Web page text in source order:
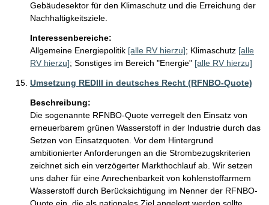
Gebäudesektor für den Klimaschutz und die Erreichung der
Nachhaltigkeitsziele.
Interessenbereiche:
Allgemeine Energiepolitik [alle RV hierzu]; Klimaschutz [alle
RV hierzu]; Sonstiges im Bereich "Energie" [alle RV hierzu]
Umsetzung REDIII in deutsches Recht (RFNBO-Quote)
Beschreibung:
Die sogenannte RFNBO-Quote verregelt den Einsatz von
erneuerbarem grünen Wasserstoff in der Industrie durch das
Setzen von Einsatzquoten. Vor dem Hintergrund
ambitionierter Anforderungen an die Strombezugskriterien
zeichnet sich ein verzögerter Markthochlauf ab. Wir setzen
uns daher für eine Anrechenbarkeit von kohlenstoffarmem
Wasserstoff durch Berücksichtigung im Nenner der RFNBO-